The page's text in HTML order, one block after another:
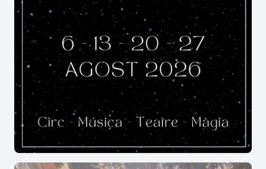
És una activitat apta per a tota la
família?
Sí. El Concurs de Gossos d’Atura és una
proposta familiar que combina competició,
divulgació, artesania i tradicions populars.
Què fa especial el Concurs de Gossos
d’Atura de Castellar de n’Hug?
ElConcurs de Gossos d’Aturadestaca pel seu
valor patrimonial, per la qualitat de les